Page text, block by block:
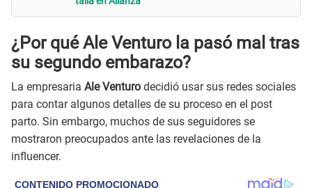
¿Por qué Ale Venturo la pasó mal tras
su segundo embarazo?
La empresaria Ale Venturo decidió usar sus redes sociales
para contar algunos detalles de su proceso en el post
parto. Sin embargo, muchos de sus seguidores se
mostraron preocupados ante las revelaciones de la
influencer.